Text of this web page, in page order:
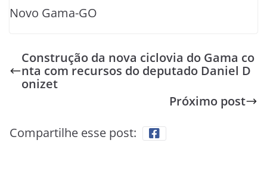
Novo Gama-GO
Construção da nova ciclovia do Gama co
nta com recursos do deputado Daniel D
onizet
Próximo post
Compartilhe esse post: